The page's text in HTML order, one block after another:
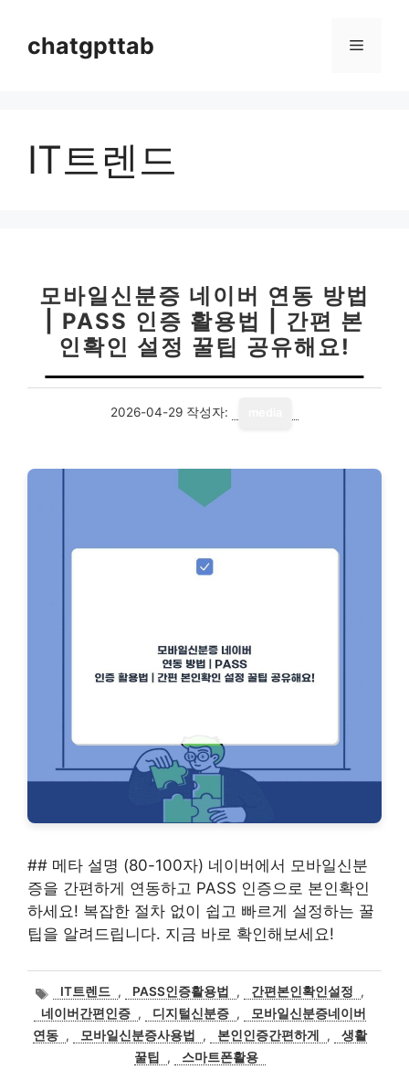
chatgpttab 메
IT트렌드
모바일신분증 네이버 연동 방법
| PASS 인증 활용법 | 간편 본
인확인 설정 꿀팁 공유해요!
2026-04-29 작성자:
## 메타 설명 (80-100자) 네이버에서 모바일신분
증을 간편하게 연동하고 PASS 인증으로 본인확인
하세요! 복잡한 절차 없이 쉽고 빠르게 설정하는 꿀
팁을 알려드립니다. 지금 바로 확인해보세요!
태
그
IT트렌드 , PASS인증활용법 , 간편본인확인설정
,
네이버간편인증 , 디지털신분증 ,
모바일신분증네이버
연동 , 모바일신분증사용법 , 본인인증간편하게 ,
생활
꿀팁
, 스마트폰활용